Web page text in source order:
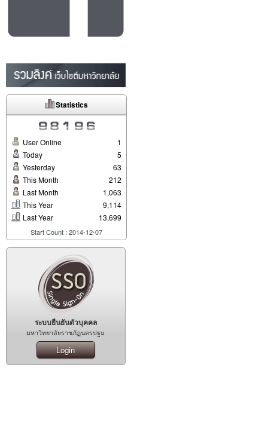
Statistics
User Online
1
Today
5
Yesterday
63
This Month
212
Last Month
1,063
This Year
9,114
Last Year
13,699
Start Count : 2014-12-07
ระบบยืนยันตัวบุคคล
มหาวิทยาลัยราชภัฏนครปฐม
Login